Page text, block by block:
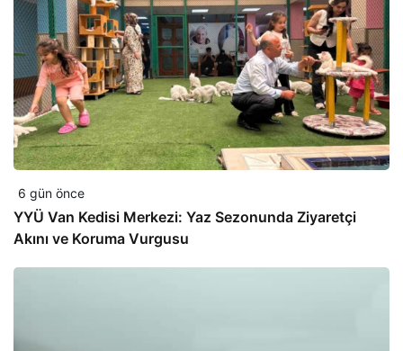
6 gün önce
YYÜ Van Kedisi Merkezi: Yaz Sezonunda Ziyaretçi
Akını ve Koruma Vurgusu